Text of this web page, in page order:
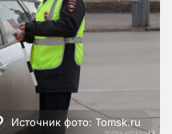
Источник фото: Tomsk.ru